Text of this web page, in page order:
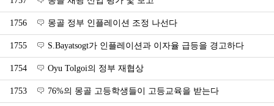
1756 몽골 정부 인플레이션 조정 나선다
1755 S.Bayatsogt가 인플레이션과 이자율 급등을 경고하다
1754 Oyu Tolgoi의 정부 재협상
1753 76%의 몽골 고등학생들이 고등교육을 받는다